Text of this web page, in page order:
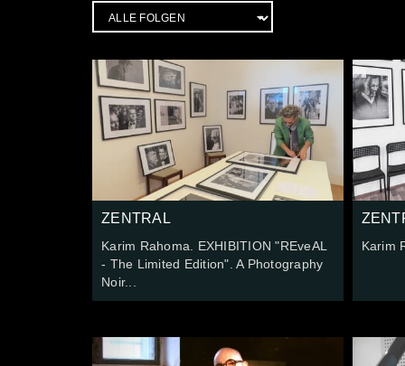
ZENTRAL
Karim Rahoma. EXHIBITION "REveAL
- The Limited Edition". A Photography
Noir...
Karim